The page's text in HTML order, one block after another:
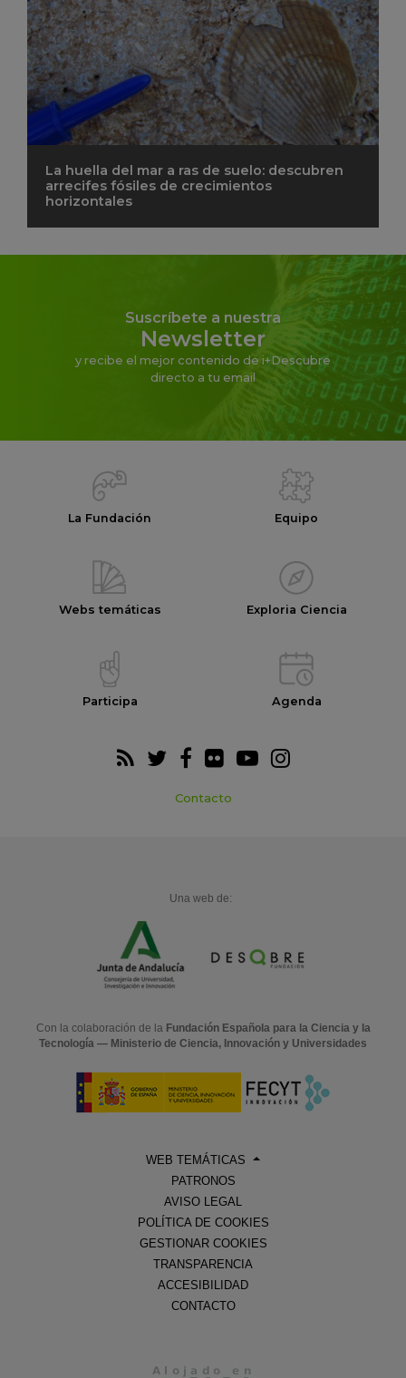
La huella del mar a ras de suelo: descubren
arrecifes fósiles de crecimientos
horizontales
Suscríbete a nuestra
Newsletter
y recibe el mejor contenido de i+Descubre
directo a tu email
La Fundación Equipo
Webs temáticas Exploria Ciencia
Participa Agenda
Contacto
Una web de:
Con la colaboración de la Fundación Española para la Ciencia y la
Tecnología — Ministerio de Ciencia, Innovación y Universidades
WEB TEMÁTICAS
PATRONOS
AVISO LEGAL
POLÍTICA DE COOKIES
GESTIONAR COOKIES
TRANSPARENCIA
ACCESIBILIDAD
CONTACTO